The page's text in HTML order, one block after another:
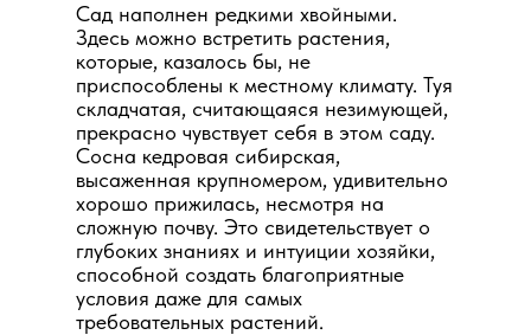
Сад наполнен редкими хвойными.
Здесь можно встретить растения,
которые, казалось бы, не
приспособлены к местному климату. Туя
складчатая, считающаяся незимующей,
прекрасно чувствует себя в этом саду.
Сосна кедровая сибирская,
высаженная крупномером, удивительно
хорошо прижилась, несмотря на
сложную почву. Это свидетельствует о
глубоких знаниях и интуиции хозяйки,
способной создать благоприятные
условия даже для самых
требовательных растений.